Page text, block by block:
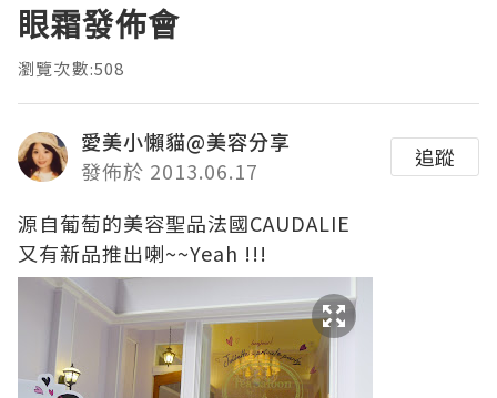
眼霜發佈會
瀏覽次數:508
愛美小懶貓@美容分享
發佈於 2013.06.17
追蹤
源自葡萄的美容聖品法國CAUDALIE
又有新品推出喇~~Yeah !!!